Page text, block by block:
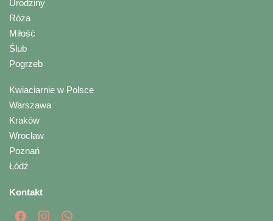
Urodziny
Róża
Miłość
Ślub
Pogrzeb
Kwiaciarnie w Polsce
Warszawa
Kraków
Wrocław
Poznań
Łódź
Kontakt